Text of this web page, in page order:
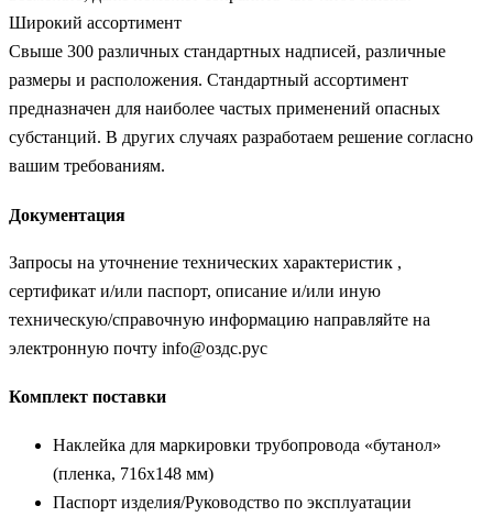
Широкий ассортимент
Свыше 300 различных стандартных надписей, различные
размеры и расположения. Стандартный ассортимент
предназначен для наиболее частых применений опасных
субстанций. В других случаях разработаем решение согласно
вашим требованиям.
Документация
Запросы на уточнение технических характеристик ,
сертификат и/или паспорт, описание и/или иную
техническую/справочную информацию направляйте на
электронную почту info@оздс.рус
Комплект поставки
Наклейка для маркировки трубопровода «бутанол»
(пленка, 716х148 мм)
Паспорт изделия/Руководство по эксплуатации